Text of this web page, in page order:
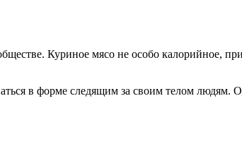
Куриное мясо не особо калорийное,
в форме следящим за своим телом людям.